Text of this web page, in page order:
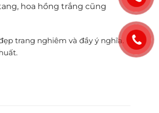
hoa hồng trắng cũng
trang nghiêm và đầy ý nghĩa.